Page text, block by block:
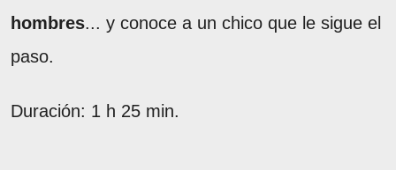
hombres... y conoce a un chico que le sigue el
paso.
Duración: 1 h 25 min.